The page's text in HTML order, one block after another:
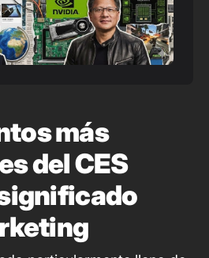
más
del CES